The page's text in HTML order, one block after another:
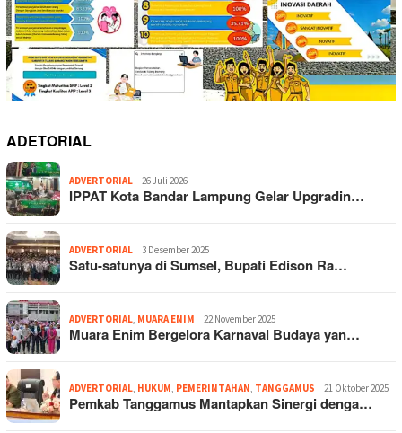
ADETORIAL
ADVERTORIAL 26 Juli 2026
IPPAT Kota Bandar Lampung Gelar Upgradin…
ADVERTORIAL 3 Desember 2025
Satu-satunya di Sumsel, Bupati Edison Ra…
ADVERTORIAL MUARA ENIM 22 November 2025
Muara Enim Bergelora Karnaval Budaya yan…
ADVERTORIAL HUKUM PEMERINTAHAN TANGGAMUS 21 Oktober 2025
Pemkab Tanggamus Mantapkan Sinergi denga…